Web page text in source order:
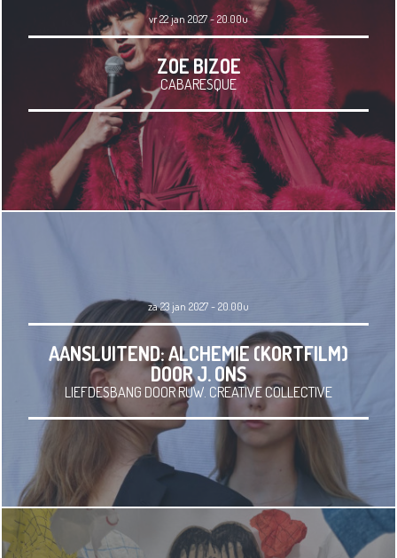
vr 22 jan 2027 - 20.00u
ZOE BIZOE
CABARESQUE
za 23 jan 2027 - 20.00u
AANSLUITEND: ALCHEMIE (KORTFILM)
DOOR J. ONS
LIEFDESBANG DOOR RUW. CREATIVE COLLECTIVE